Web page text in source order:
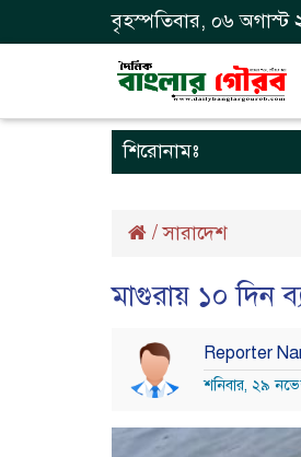
বৃহস্পতিবার, ০৬
শিরোনামঃ
/সারাদেশ
মাগুরায় ১০ দিন
Reporter
শনিবার, ২৯